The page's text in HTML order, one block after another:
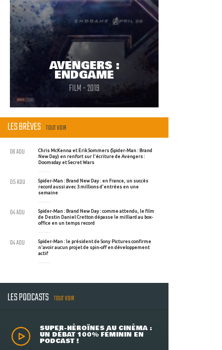
AVENGERS :
ENDGAME
FILM - 2019
LES BRÈVES TOUT VOIR
Chris McKenna et Erik Sommers (Spider-Man : Brand
New Day) en renfort sur l'écriture de Avengers :
Doomsday et Secret Wars
06 AOU
Spider-Man : Brand New Day : en France, un succès
record aussi avec 3 millions d'entrées en une
semaine
05 AOU
Spider-Man : Brand New Day : comme attendu, le film
de Destin Daniel Cretton dépasse le milliard au box-
office en un temps record
04 AOU
Spider-Man : le président de Sony Pictures confirme
n'avoir aucun projet de spin-off en développement
actif
04 AOU
LES PODCASTS TOUT VOIR
SUPER-HÉROÏNES AU CINÉMA :
UN DÉBAT 100% FÉMININ EN
PODCAST !